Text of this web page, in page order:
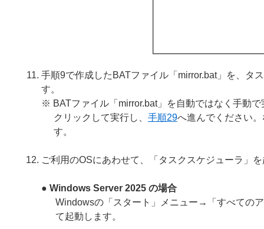
手順9で作成したBATファイル「mirror.bat」を、タ
す。
※ BATファイル「mirror.bat」を自動ではなく手動
クリックして実行し、 手順29へ進んでください
す。
ご利用のOSにあわせて、「タスクスケジューラ」
● Windows Server 2025 の場合
Windowsの「スタート」メニュー→「すべての
て起動します。